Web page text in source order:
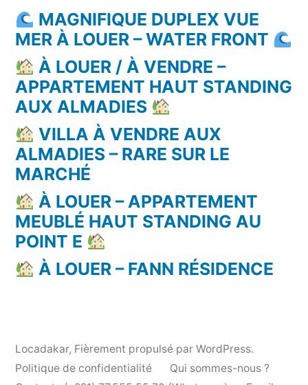
MAGNIFIQUE DUPLEX VUE
MER À LOUER – WATER FRONT
À LOUER / À VENDRE –
APPARTEMENT HAUT STANDING
AUX ALMADIES
VILLA À VENDRE AUX
ALMADIES – RARE SUR LE
MARCHÉ
À LOUER – APPARTEMENT
MEUBLÉ HAUT STANDING AU
POINT E
À LOUER – FANN RÉSIDENCE
Locadakar, Fièrement propulsé par WordPress.
Politique de confidentialité
Qui sommes-nous ?